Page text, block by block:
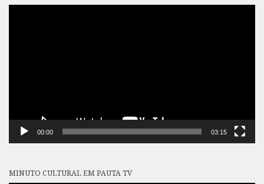
00:00 03:15
MINUTO CULTURAL EM PAUTA TV